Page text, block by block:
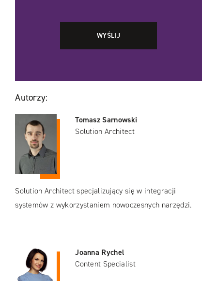
Autorzy:
Tomasz Sarnowski
Solution Architect
Solution Architect specjalizujący się w integracji
systemów z wykorzystaniem nowoczesnych narzędzi.
Joanna Rychel
Content Specialist